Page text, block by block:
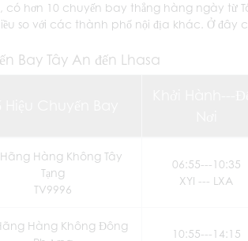
có hơn 10 chuyến bay thẳng hàng ngày từ
so với các thành phố nội địa khác. Ở
Bay Tây An đến Lhasa
Hãng Hàng Không Tây
Tạng
TV9996
06:55---10:35
XYI --- LXA
Hàng Không Đông
10:55---14:15